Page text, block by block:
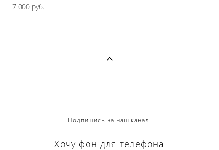
7 000 pуб.
Подпишись на наш канал
Хочу фон для телефона